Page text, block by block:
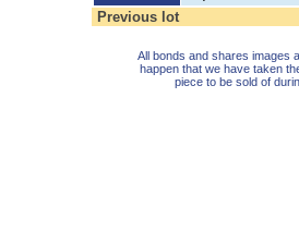
Previous lot
All bonds and shares images
happen that we have taken
piece to be sold of